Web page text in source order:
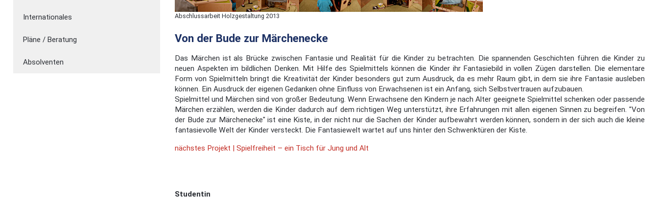
Internationales
Pläne / Beratung
Absolventen
Abschlussarbeit Holzgestaltung 2013
Von der Bude zur Märchenecke
Das Märchen ist als Brücke zwischen Fantasie und Realität für die Kinder zu betrachten. Die spannenden Geschichten führen die Kinder zu
neuen Aspekten im bildlichen Denken. Mit Hilfe des Spielmittels können die Kinder ihr Fantasiebild in vollen Zügen darstellen. Die elementare
Form von Spielmitteln bringt die Kreativität der Kinder besonders gut zum Ausdruck, da es mehr Raum gibt, in dem sie ihre Fantasie ausleben
können. Ein Ausdruck der eigenen Gedanken ohne Einfluss von Erwachsenen ist ein Anfang, sich Selbstvertrauen aufzubauen.
Spielmittel und Märchen sind von großer Bedeutung. Wenn Erwachsene den Kindern je nach Alter geeignete Spielmittel schenken oder passende
Märchen erzählen, werden die Kinder dadurch auf dem richtigen Weg unterstützt, ihre Erfahrungen mit allen eigenen Sinnen zu begreifen. "Von
der Bude zur Märchenecke" ist eine Kiste, in der nicht nur die Sachen der Kinder aufbewahrt werden können, sondern in der sich auch die kleine
fantasievolle Welt der Kinder versteckt. Die Fantasiewelt wartet auf uns hinter den Schwenktüren der Kiste.
nächstes Projekt | Spielfreiheit – ein Tisch für Jung und Alt
Studentin